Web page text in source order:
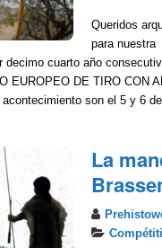
Queridos
para nuestra
decimo cuarto año
EUROPEO DE TIRO CON
son el 5 y 6
La